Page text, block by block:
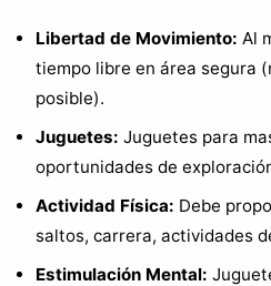
Libertad de Movimiento: Al
tiempo libre en área segura
posible).
Juguetes: Juguetes para
oportunidades de
Actividad Física: Debe
saltos, carrera, actividades
Estimulación Mental: